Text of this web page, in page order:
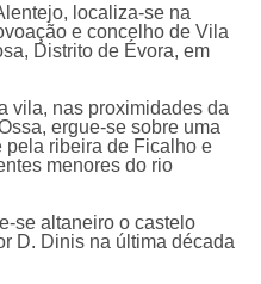
localiza-se na
e concelho de Vila
Distrito de Évora, em
vila, nas proximidades da
ergue-se sobre uma
ribeira de Ficalho e
menores do rio
se altaneiro o castelo
D. Dinis na última década